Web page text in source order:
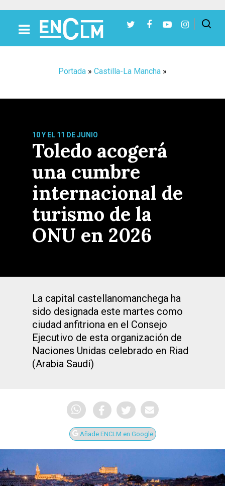
Portada » Castilla-La Mancha »
10 Y EL 11 DE JUNIO
Toledo acogerá
una cumbre
internacional de
turismo de la
ONU en 2026
La capital castellanomanchega ha
sido designada este martes como
ciudad anfitriona en el Consejo
Ejecutivo de esta organización de
Naciones Unidas celebrado en Riad
(Arabia Saudí)
Añade ENCLM en Google